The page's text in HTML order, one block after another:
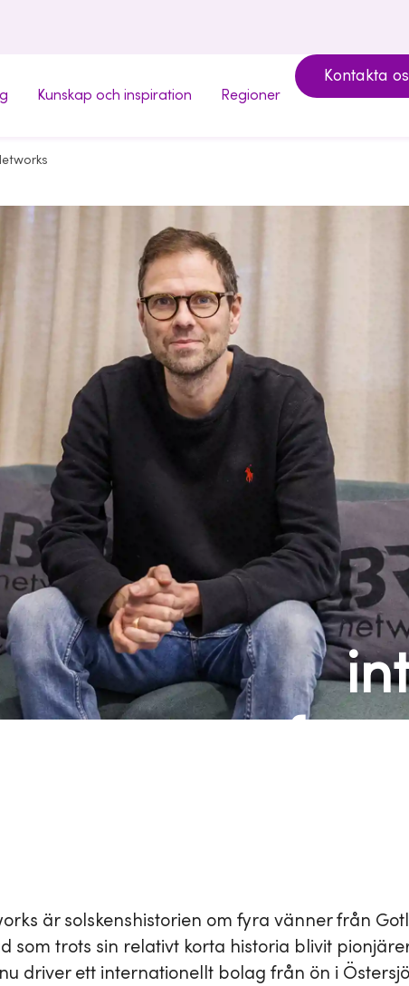
Kunskap och inspiration Regioner
Kontakta
är solskenshistorien om fyra vänner från
som trots sin relativt korta historia blivit
driver ett internationellt bolag från ön i